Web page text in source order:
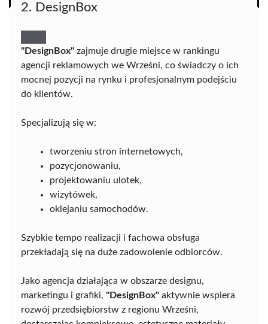
2. DesignBox
"DesignBox" zajmuje drugie miejsce w rankingu
agencji reklamowych we Wrześni, co świadczy o ich
mocnej pozycji na rynku i profesjonalnym podejściu
do klientów.
Specjalizują się w:
tworzeniu stron internetowych,
pozycjonowaniu,
projektowaniu ulotek,
wizytówek,
oklejaniu samochodów.
Szybkie tempo realizacji i fachowa obsługa
przekładają się na duże zadowolenie odbiorców.
Jako agencja działająca w obszarze designu,
marketingu i grafiki, "DesignBox" aktywnie wspiera
rozwój przedsiębiorstw z regionu Wrześni,